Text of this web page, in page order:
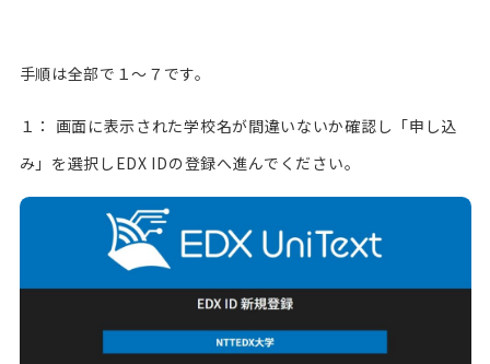
手順は全部で１～７です。
１： 画面に表示された学校名が間違いないか確認し「申し込
み」を選択しEDX IDの登録へ進んでください。